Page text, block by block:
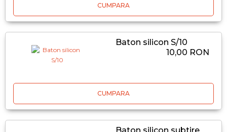
CUMPARA
Baton silicon S/10
10,00 RON
CUMPARA